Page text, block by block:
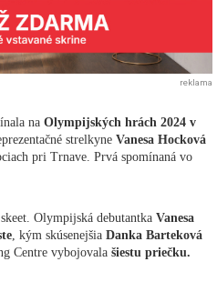
reklama
na Olympijských hrách 2024 v
strelkyne Vanesa Hocková
pri Trnave. Prvá spomínaná vo
Olympijská debutantka Vanesa
, kým skúsenejšia Danka Barteková
Centre vybojovala šiestu priečku.